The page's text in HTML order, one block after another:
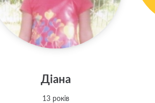
Діана
13 років